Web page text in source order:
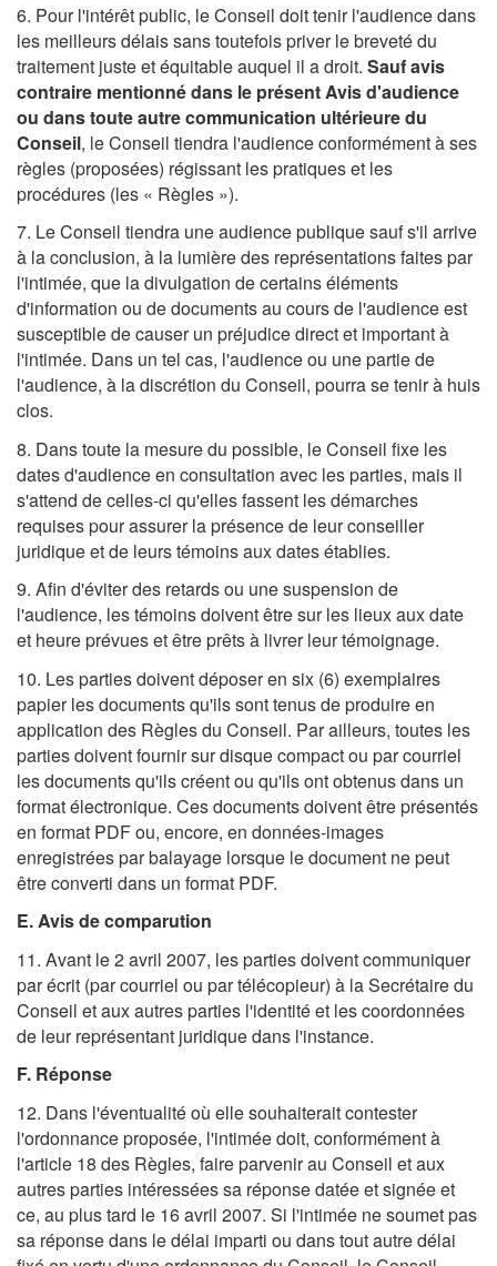
6. Pour l'intérêt public, le Conseil doit tenir l'audience dans
les meilleurs délais sans toutefois priver le breveté du
traitement juste et équitable auquel il a droit. Sauf avis
contraire mentionné dans le présent Avis d'audience
ou dans toute autre communication ultérieure du
Conseil, le Conseil tiendra l'audience conformément à ses
règles (proposées) régissant les pratiques et les
procédures (les « Règles »).
7. Le Conseil tiendra une audience publique sauf s'il arrive
à la conclusion, à la lumière des représentations faites par
l'intimée, que la divulgation de certains éléments
d'information ou de documents au cours de l'audience est
susceptible de causer un préjudice direct et important à
l'intimée. Dans un tel cas, l'audience ou une partie de
l'audience, à la discrétion du Conseil, pourra se tenir à huis
clos.
8. Dans toute la mesure du possible, le Conseil fixe les
dates d'audience en consultation avec les parties, mais il
s'attend de celles-ci qu'elles fassent les démarches
requises pour assurer la présence de leur conseiller
juridique et de leurs témoins aux dates établies.
9. Afin d'éviter des retards ou une suspension de
l'audience, les témoins doivent être sur les lieux aux date
et heure prévues et être prêts à livrer leur témoignage.
10. Les parties doivent déposer en six (6) exemplaires
papier les documents qu'ils sont tenus de produire en
application des Règles du Conseil. Par ailleurs, toutes les
parties doivent fournir sur disque compact ou par courriel
les documents qu'ils créent ou qu'ils ont obtenus dans un
format électronique. Ces documents doivent être présentés
en format PDF ou, encore, en données-images
enregistrées par balayage lorsque le document ne peut
être converti dans un format PDF.
E. Avis de comparution
11. Avant le 2 avril 2007, les parties doivent communiquer
par écrit (par courriel ou par télécopieur) à la Secrétaire du
Conseil et aux autres parties l'identité et les coordonnées
de leur représentant juridique dans l'instance.
F. Réponse
12. Dans l'éventualité où elle souhaiterait contester
l'ordonnance proposée, l'intimée doit, conformément à
l'article 18 des Règles, faire parvenir au Conseil et aux
autres parties intéressées sa réponse datée et signée et
ce, au plus tard le 16 avril 2007. Si l'intimée ne soumet pas
sa réponse dans le délai imparti ou dans tout autre délai